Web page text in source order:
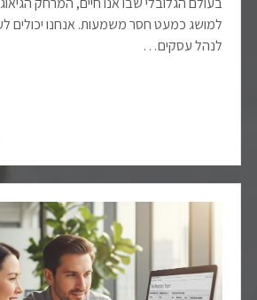
למושג כמעט חסר משמעות. אנחנו יכולים
לנהל עסקים…